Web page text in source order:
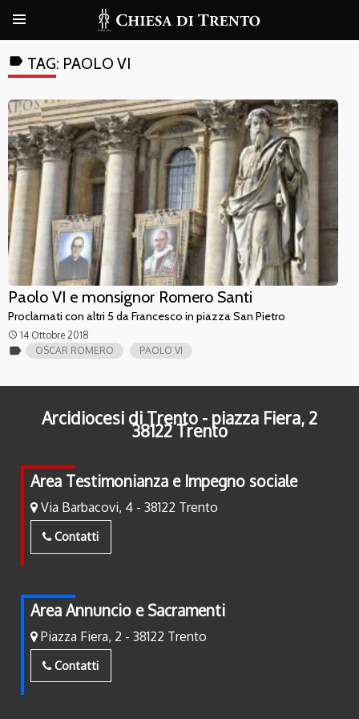
label TAG: PAOLO VI
Paolo VI e monsignor Romero Santi
Proclamati con altri 5 da Francesco in piazza San Pietro
access_time 14 Ottobre 2018
label OSCAR ROMERO PAOLO VI
Arcidiocesi di Trento - piazza Fiera, 2
38122 Trento
Area Testimonianza e Impegno sociale
Via Barbacovi, 4 - 38122 Trento
Contatti
Area Annuncio e Sacramenti
Piazza Fiera, 2 - 38122 Trento
Contatti